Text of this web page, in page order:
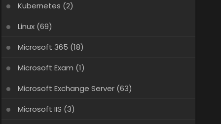
Kubernetes (2)
Linux(69)
Microsoft 365 (18)
Microsoft Exam (1)
Microsoft Exchange Server(63)
Microsoft IIS (3)